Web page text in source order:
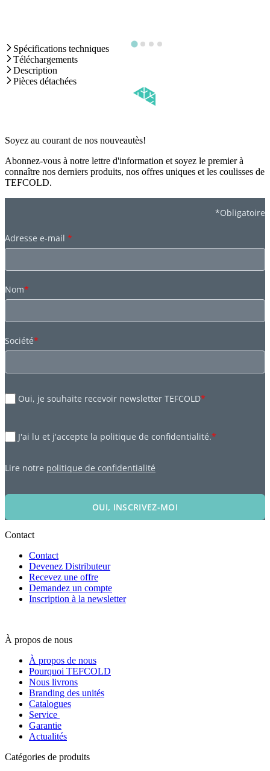
Spécifications techniques
Téléchargements
Description
Pièces détachées
Soyez au courant de nos nouveautès!
Abonnez-vous à notre lettre d'information et soyez le premier à
connaître nos derniers produits, nos offres uniques et les coulisses de
TEFCOLD.
*Obligatoire
Adresse e-mail *
Nom*
Société*
Oui, je souhaite recevoir newsletter TEFCOLD*
J'ai lu et j'accepte la politique de confidentialité.*
Lire notre politique de confidentialité
OUI, INSCRIVEZ-MOI
Contact
Contact
Devenez Distributeur
Recevez une offre
Demandez un compte
Inscription à la newsletter
À propos de nous
À propos de nous
Pourquoi TEFCOLD
Nous livrons
Branding des unités
Catalogues
Service
Garantie
Actualités
Catégories de produits